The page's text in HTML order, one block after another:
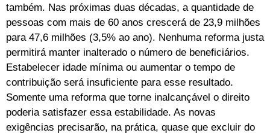
também. Nas próximas duas décadas, a quantidade de
pessoas com mais de 60 anos crescerá de 23,9 milhões
para 47,6 milhões (3,5% ao ano). Nenhuma reforma justa
permitirá manter inalterado o número de beneficiários.
Estabelecer idade mínima ou aumentar o tempo de
contribuição será insuficiente para esse resultado.
Somente uma reforma que torne inalcançável o direito
poderia satisfazer essa estabilidade. As novas
exigências precisarão, na prática, quase que excluir do